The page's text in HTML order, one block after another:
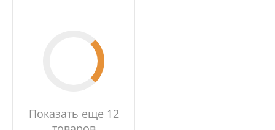
Показать еще 12